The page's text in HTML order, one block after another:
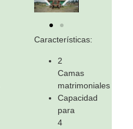
Características:
2
Camas
matrimoniales
Capacidad
para
4